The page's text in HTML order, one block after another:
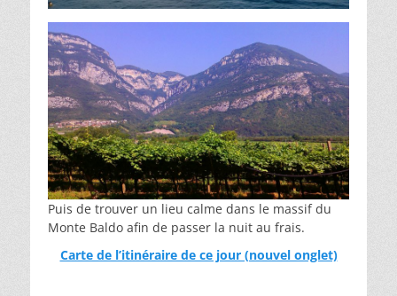
Puis de trouver un lieu calme dans le massif du
Monte Baldo afin de passer la nuit au frais.
Carte de l’itinéraire de ce jour (nouvel onglet)